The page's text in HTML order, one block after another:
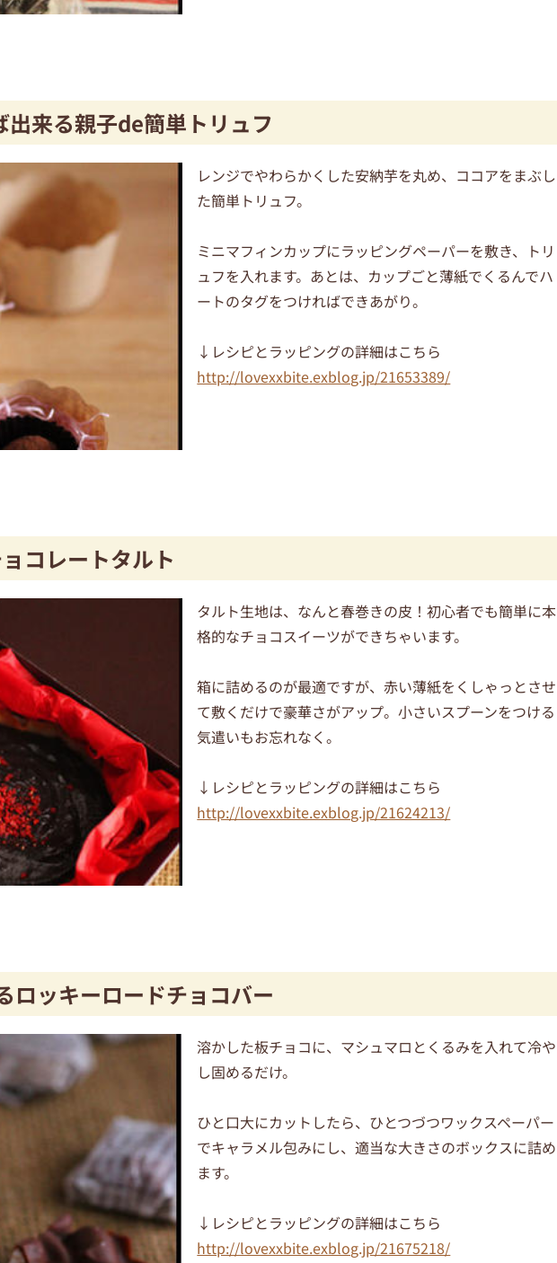
来る親子de簡単トリュフ
レンジでやわらかくした安納芋を丸め、ココアをまぶし
た簡単トリュフ。
ミニマフィンカップにラッピングペーパーを敷き、トリ
ュフを入れます。あとは、カップごと薄紙でくるんでハ
ートのタグをつければできあがり。
↓レシピとラッピングの詳細はこちら
http://lovexxbite.exblog.jp/21653389/
コレートタルト
タルト生地は、なんと春巻きの皮！初心者でも簡単に本
格的なチョコスイーツができちゃいます。
箱に詰めるのが最適ですが、赤い薄紙をくしゃっとさせ
て敷くだけで豪華さがアップ。小さいスプーンをつける
気遣いもお忘れなく。
↓レシピとラッピングの詳細はこちら
http://lovexxbite.exblog.jp/21624213/
ロッキーロードチョコバー
溶かした板チョコに、マシュマロとくるみを入れて冷や
し固めるだけ。
ひと口大にカットしたら、ひとつづつワックスペーパー
でキャラメル包みにし、適当な大きさのボックスに詰め
ます。
↓レシピとラッピングの詳細はこちら
http://lovexxbite.exblog.jp/21675218/